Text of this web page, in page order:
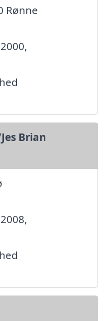
Rønne
Brian